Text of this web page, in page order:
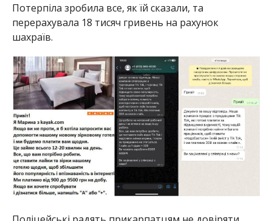
Потерпіла зробила все, як їй сказали, та
перерахувала 18 тисяч гривень на рахунок
шахраїв.